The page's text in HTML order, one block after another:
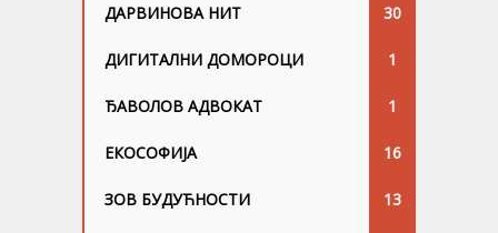
ДАРВИНОВА НИТ 30
ДИГИТАЛНИ ДОМОРОЦИ 1
ЂАВОЛОВ АДВОКАТ 1
ЕКОСОФИЈА 16
ЗОВ БУДУЋНОСТИ 13